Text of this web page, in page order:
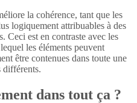
la cohérence, tant que les
logiquement attribuables à des
Ceci est en contraste avec les
les éléments peuvent
être contenues dans toute une
différents.
dans tout ça ?